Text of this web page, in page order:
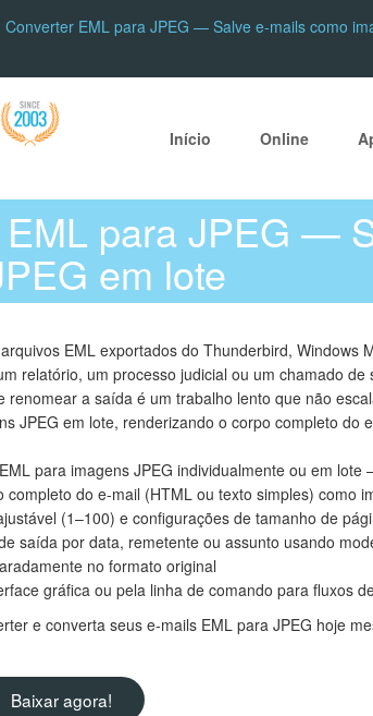
Converter EML para JPEG — Salve e-mails como
Início Online
para JPEG —
em lote
EML exportados do Thunderbird, Windows
relatório, um processo judicial ou um chamado
renomear a saída é um trabalho lento que não
JPEG em lote, renderizando o corpo completo do
para imagens JPEG individualmente ou em
completo do e-mail (HTML ou texto simples) como
(1–100) e configurações de tamanho de
saída por data, remetente ou assunto usando
no formato original
gráfica ou pela linha de comando para fluxos
e converta seus e-mails EML para JPEG hoje
Baixar agora!